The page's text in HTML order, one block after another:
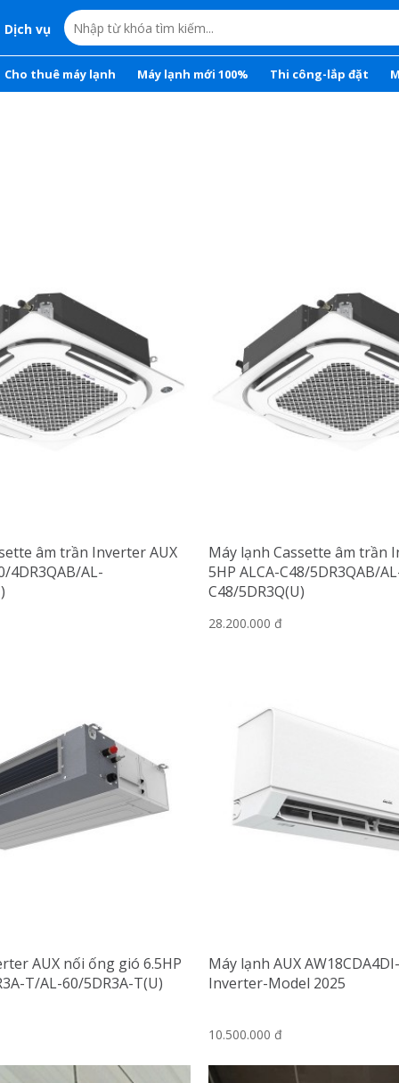
Dịch vụ
Cho thuê máy lạnh Máy lạnh mới 100% Thi công-lắp đặt
âm trần Inverter AUX
4DR3QAB/AL-
Máy lạnh Cassette âm trần
5HP ALCA-C48/5DR3QAB/
C48/5DR3Q(U)
28.200.000 đ
AUX nối ống gió 6.5HP
T/AL-60/5DR3A-T(U)
Máy lạnh AUX
Inverter-Model 2025
10.500.000 đ